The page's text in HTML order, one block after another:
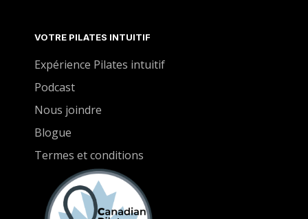
VOTRE PILATES INTUITIF
Expérience Pilates intuitif
Podcast
Nous joindre
Blogue
Termes et conditions